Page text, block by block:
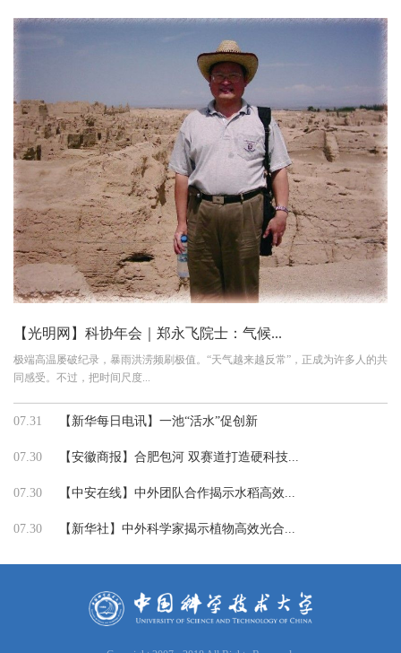
【光明网】科协年会｜郑永飞院士：气候...
极端高温屡破纪录，暴雨洪涝频刷极值。“天气越来越反常”，正成为许多人的共
同感受。不过，把时间尺度...
07.31 【新华每日电讯】一池“活水”促创新
07.30 【安徽商报】合肥包河 双赛道打造硬科技...
07.30 【中安在线】中外团队合作揭示水稻高效...
07.30 【新华社】中外科学家揭示植物高效光合...